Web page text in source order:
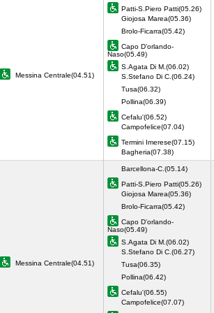
Messina Centrale(04.51)
Patti-S.Piero Patti(05.26)
Giojosa Marea(05.36)
Brolo-Ficarra(05.42)
Capo D'orlando-
Naso(05.49)
S.Agata Di M.(06.02)
S.Stefano Di C.(06.24)
Tusa(06.32)
Pollina(06.39)
Cefalu'(06.52)
Campofelice(07.04)
Termini Imerese(07.15)
Bagheria(07.38)
Messina Centrale(04.51)
Barcellona-C.(05.14)
Patti-S.Piero Patti(05.26)
Giojosa Marea(05.36)
Brolo-Ficarra(05.42)
Capo D'orlando-
Naso(05.49)
S.Agata Di M.(06.02)
S.Stefano Di C.(06.27)
Tusa(06.35)
Pollina(06.42)
Cefalu'(06.55)
Campofelice(07.07)